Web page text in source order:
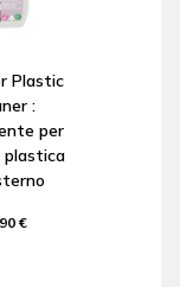
Plastic
:
per
plastica
€